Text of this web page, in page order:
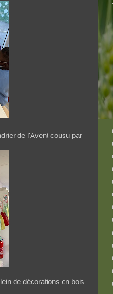
de l'Avent cousu par
de décorations en bois